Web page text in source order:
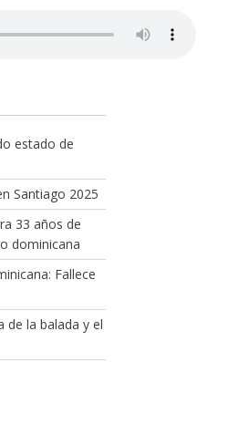
estado de
Santiago 2025
33 años de
dominicana
Fallece
de la balada y el